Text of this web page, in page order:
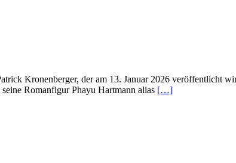
Kronenberger, der am 13. Januar 2026 veröffentlicht
Romanfigur Phayu Hartmann alias […]